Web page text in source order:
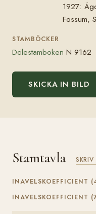
1927:
Fossum,
STAMBÖCKER
Dölestamboken N 9162
SKICKA IN BILD
Stamtavla
INAVELSKOEFFICIENT
INAVELSKOEFFICIENT